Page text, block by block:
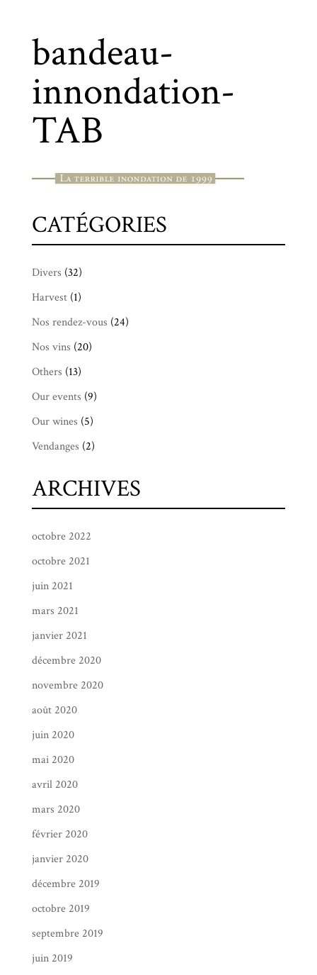
bandeau-
innondation-
TAB
CATÉGORIES
Divers (32)
Harvest(1)
Nos rendez-vous (24)
Nos vins (20)
Others (13)
Our events (9)
Our wines (5)
Vendanges (2)
ARCHIVES
octobre 2022
octobre 2021
juin 2021
mars 2021
janvier 2021
décembre 2020
novembre 2020
août 2020
juin 2020
mai 2020
avril 2020
mars 2020
février 2020
janvier 2020
décembre 2019
octobre 2019
septembre 2019
juin 2019